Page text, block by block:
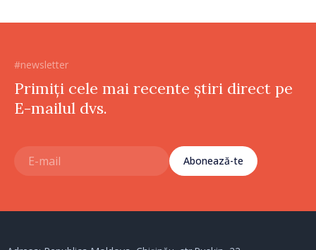
#newsletter
Primiți cele mai recente știri direct pe
E-mailul dvs.
Abonează-te